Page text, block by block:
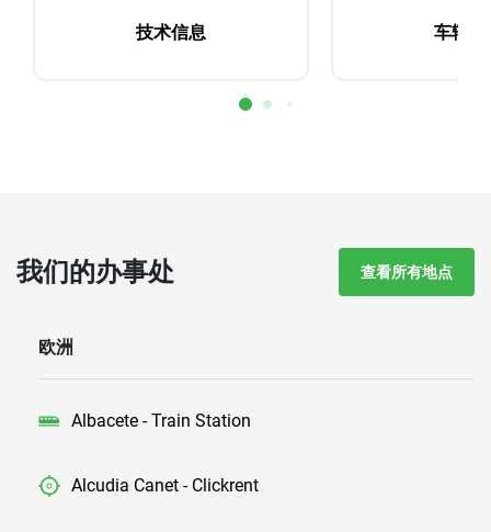
技术信息 车辆归
我们的办事处 查看所有地点
欧洲
Albacete - Train Station
Alcudia Canet - Clickrent